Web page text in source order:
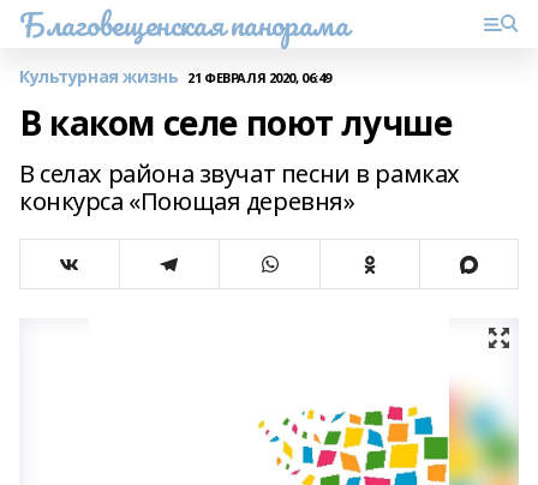
Благовещенская панорама
Культурная жизнь 21 ФЕВРАЛЯ 2020, 06:49
В каком селе поют лучше
В селах района звучат песни в рамках
конкурса «Поющая деревня»